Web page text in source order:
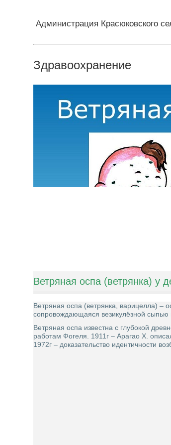
Администрация Красюковского
Здравоохранение
Ветряная оспа (ветрянка) у
Ветряная оспа (ветрянка, варицелла) –
сопровождающаяся везикулёзной сыпью
Ветряная оспа известна с глубокой
работам Фогеля. 1911г – Арагао Х.
1972г – доказательство идентичности